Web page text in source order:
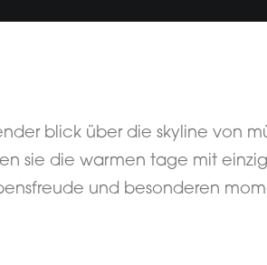
blick über die skyline von
sie die warmen tage mit
und besonderen